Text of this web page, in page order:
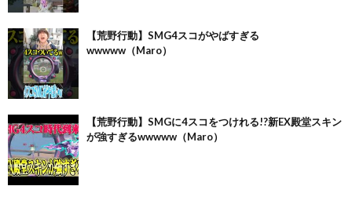
【荒野行動】SMG4スコがやばすぎる
wwwww（Maro）
【荒野行動】SMGに4スコをつけれる!?新EX殿堂スキン
が強すぎるwwwww（Maro）